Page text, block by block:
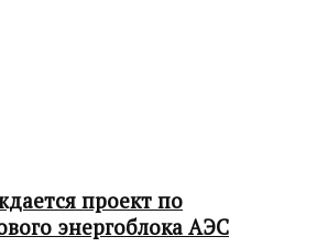
проект по
энергоблока АЭС